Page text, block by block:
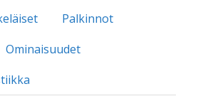
Palkinnot
Ominaisuudet